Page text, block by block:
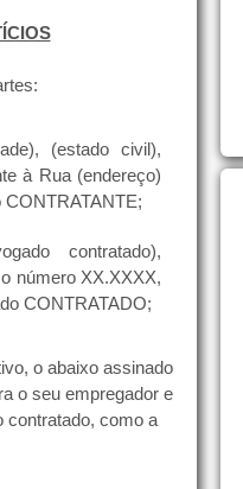
(estado civil),
à Rua (endereço)
CONTRATANTE;
contratado),
número XX.XXXX,
CONTRATADO;
o abaixo assinado
o seu empregador e
contratado, como a